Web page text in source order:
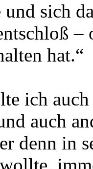
und sich
–
hat.“
ich
auch
denn in